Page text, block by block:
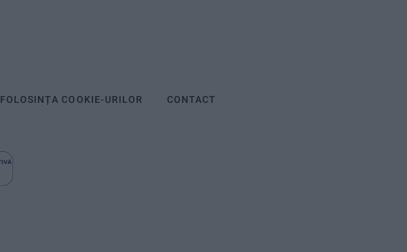
FOLOSINȚA COOKIE-URILOR CONTACT